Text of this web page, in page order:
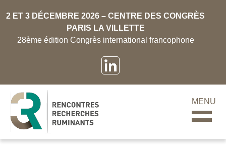
2 ET 3 DÉCEMBRE 2026 – CENTRE DES CONGRÈS
PARIS LA VILLETTE
28ème édition Congrès international francophone
MENU